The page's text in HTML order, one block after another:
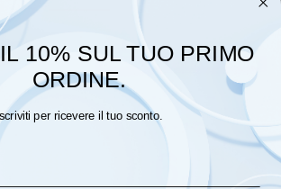
10% SUL TUO PRIMO
ORDINE.
per ricevere il tuo sconto.